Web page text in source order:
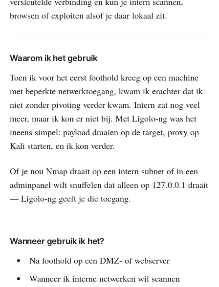
browsen of exploiten alsof je daar lokaal zit.
Waarom ik het gebruik
Toen ik voor het eerst foothold kreeg op een machine
met beperkte netwerktoegang, kwam ik erachter dat ik
niet zonder pivoting verder kwam. Intern zat nog veel
meer, maar ik kon er niet bij. Met Ligolo-ng was het
ineens simpel: payload draaien op de target, proxy op
Kali starten, en ik kon verder.
Of je nou Nmap draait op een intern subnet of in een
adminpanel wilt snuffelen dat alleen op 127.0.0.1 draait
— Ligolo-ng geeft je die toegang.
Wanneer gebruik ik het?
Na foothold op een DMZ- of webserver
Wanneer ik interne netwerken wil scannen